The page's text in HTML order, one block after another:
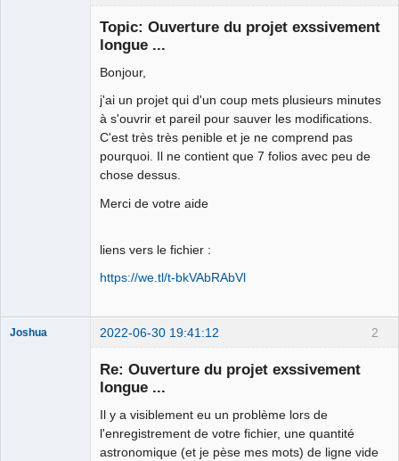
Manual 0.8_cs
Google_Search
Topic: Ouverture du projet exssivement
longue ...
Bonjour,
j'ai un projet qui d'un coup mets plusieurs minutes
à s'ouvrir et pareil pour sauver les modifications.
C'est très très penible et je ne comprend pas
pourquoi. Il ne contient que 7 folios avec peu de
chose dessus.
Merci de votre aide
liens vers le fichier :
https://we.tl/t-bkVAbRAbVl
2
Joshua 2022-06-30 19:41:12
Re: Ouverture du projet exssivement
longue ...
Il y a visiblement eu un problème lors de
l'enregistrement de votre fichier, une quantité
astronomique (et je pèse mes mots) de ligne vide